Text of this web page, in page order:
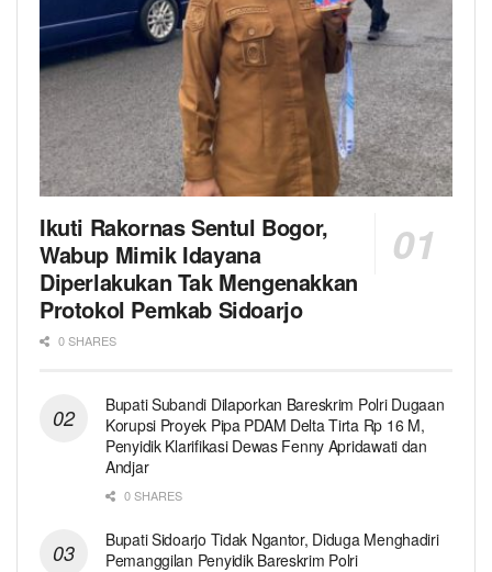
Ikuti Rakornas Sentul Bogor,
Wabup Mimik Idayana
Diperlakukan Tak Mengenakkan
Protokol Pemkab Sidoarjo
0 SHARES
Bupati Subandi Dilaporkan Bareskrim Polri Dugaan
Korupsi Proyek Pipa PDAM Delta Tirta Rp 16 M,
Penyidik Klarifikasi Dewas Fenny Apridawati dan
Andjar
0 SHARES
Bupati Sidoarjo Tidak Ngantor, Diduga Menghadiri
Pemanggilan Penyidik Bareskrim Polri